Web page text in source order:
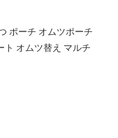
ポーチ オムツポーチ
ト オムツ替え マルチ